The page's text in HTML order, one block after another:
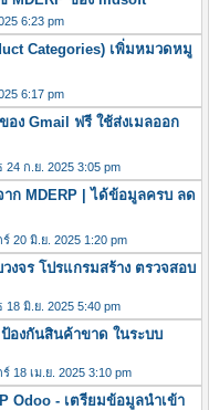
6:23 pm
Categories) เพิ่มหมวดหมู
6:17 pm
อง Gmail ฟรี ใช้ส่งเมลออก
24 ก.ย. 2025 3:05 pm
ก MDERP | ได้ข้อมูลครบ ลด
20 มิ.ย. 2025 1:20 pm
งจร โปรแกรมสร้าง ตรวจสอบ
18 มิ.ย. 2025 5:40 pm
องกันสินค้าขาด ในระบบ
18 เม.ย. 2025 3:10 pm
Odoo - เตรียมข้อมูลนำเข้า